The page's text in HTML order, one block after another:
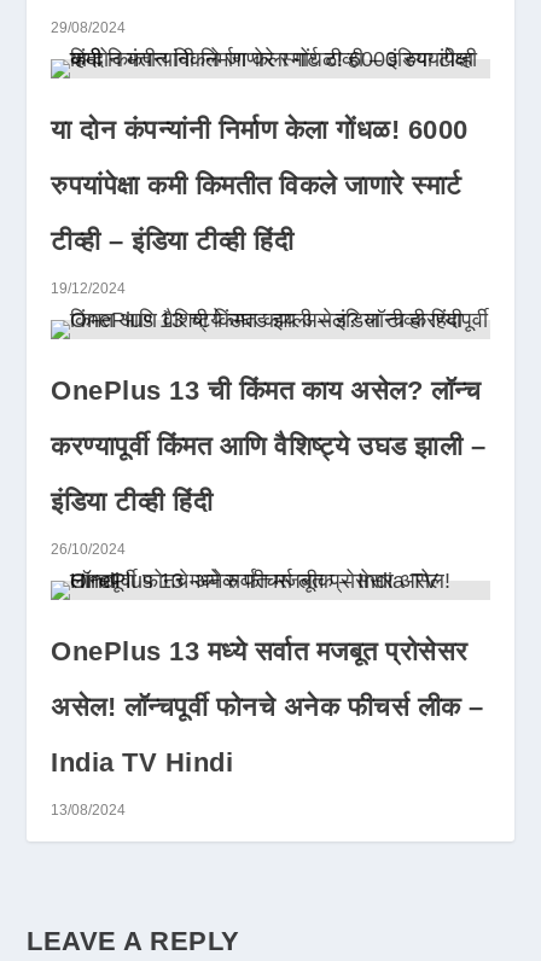
29/08/2024
या दोन कंपन्यांनी निर्माण केला गोंधळ! 6000
रुपयांपेक्षा कमी किमतीत विकले जाणारे स्मार्ट
टीव्ही – इंडिया टीव्ही हिंदी
19/12/2024
OnePlus 13 ची किंमत काय असेल? लॉन्च
करण्यापूर्वी किंमत आणि वैशिष्ट्ये उघड झाली –
इंडिया टीव्ही हिंदी
26/10/2024
OnePlus 13 मध्ये सर्वात मजबूत प्रोसेसर
असेल! लॉन्चपूर्वी फोनचे अनेक फीचर्स लीक –
India TV Hindi
13/08/2024
LEAVE A REPLY